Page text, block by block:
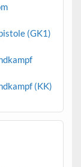
(GK1)
(KK)